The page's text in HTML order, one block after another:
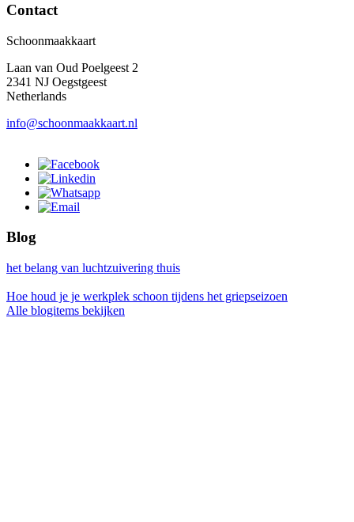
Contact
Schoonmaakkaart
Laan van Oud Poelgeest 2
2341 NJ Oegstgeest
Netherlands
info@schoonmaakkaart.nl
Blog
het belang van luchtzuivering thuis
Hoe houd je je werkplek schoon tijdens het griepseizoen
Alle blogitems bekijken